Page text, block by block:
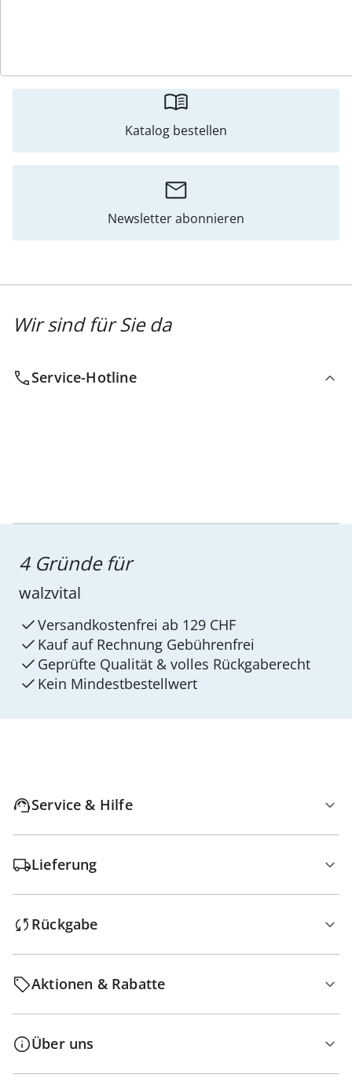
Katalog bestellen
Newsletter abonnieren
Wir sind für Sie da
Service-Hotline
4 Gründe für
walzvital
Versandkostenfrei ab 129 CHF
Kauf auf Rechnung Gebührenfrei
Geprüfte Qualität & volles Rückgaberecht
Kein Mindest­bestellwert
Service & Hilfe
Lieferung
Rückgabe
Aktionen & Rabatte
Über uns